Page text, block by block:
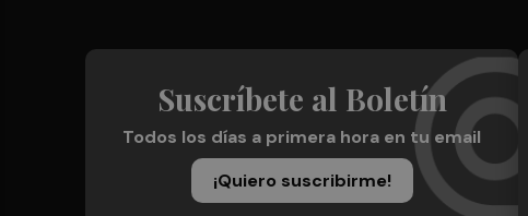
Suscríbete al Boletín
Todos los días a primera hora en tu email
¡Quiero suscribirme!